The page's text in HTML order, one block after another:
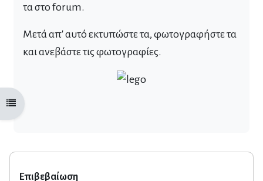
Άνοιγμα ευρετηρίου μαθήματος
τα στο forum.
Μετά απ' αυτό εκτυπώστε τα, φωτογραφήστε τα
και ανεβάστε τις φωτογραφίες.
Επιβεβαίωση